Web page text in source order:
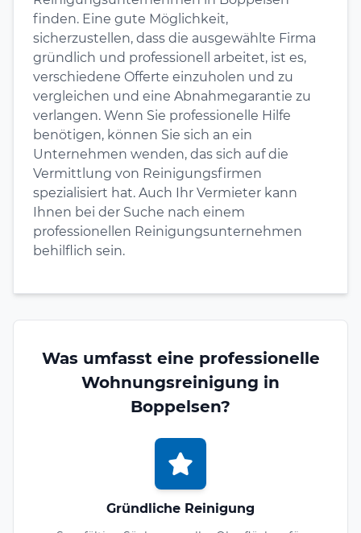
finden. Eine gute Möglichkeit,
sicherzustellen, dass die ausgewählte Firma
gründlich und professionell arbeitet, ist es,
verschiedene Offerte einzuholen und zu
vergleichen und eine Abnahmegarantie zu
verlangen. Wenn Sie professionelle Hilfe
benötigen, können Sie sich an ein
Unternehmen wenden, das sich auf die
Vermittlung von Reinigungsfirmen
spezialisiert hat. Auch Ihr Vermieter kann
Ihnen bei der Suche nach einem
professionellen Reinigungsunternehmen
behilflich sein.
Was umfasst eine professionelle
Wohnungsreinigung in
Boppelsen?
Gründliche Reinigung